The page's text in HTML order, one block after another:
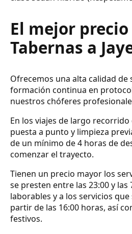
El mejor precio
Tabernas a
Ofrecemos una alta calidad de
formación continua en
nuestros chóferes
En los viajes de largo
puesta a punto y limpieza
de un mínimo de 4 horas de
comenzar el trayecto.
Tienen un precio mayor los
se presten entre las 23:00 y las
laborables y a los servicios
partir de las 16:00 horas, así
festivos.